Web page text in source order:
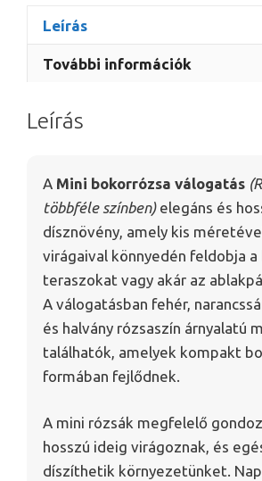
Leírás
További információk
Leírás
A Mini bokorrózsa válogatás
többféle színben)elegáns és
dísznövény, amely kis
virágaival könnyedén feldobja
teraszokat vagy akár az
A válogatásban fehér,
és halvány rózsaszín árnyalatú
találhatók, amelyek kompakt
formában fejlődnek.
A mini rózsák megfelelő
hosszú ideig virágoznak, és
díszíthetik környezetünket.